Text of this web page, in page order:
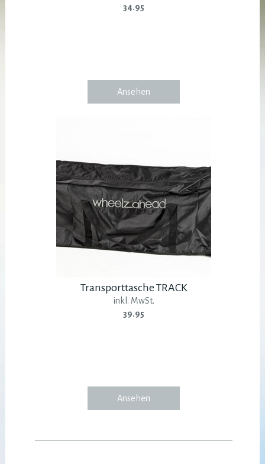
34.95
Ansehen
Transporttasche TRACK
inkl. MwSt.
39.95
Ansehen